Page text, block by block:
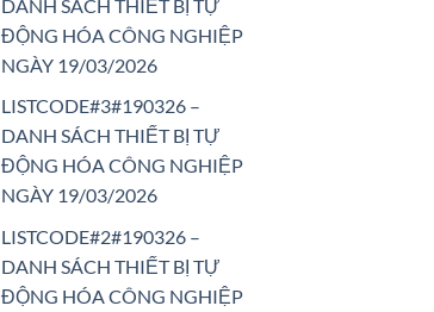
DANH SÁCH THIẾT BỊ TỰ
ĐỘNG HÓA CÔNG NGHIỆP
NGÀY 19/03/2026
LISTCODE#3#190326 –
DANH SÁCH THIẾT BỊ TỰ
ĐỘNG HÓA CÔNG NGHIỆP
NGÀY 19/03/2026
LISTCODE#2#190326 –
DANH SÁCH THIẾT BỊ TỰ
ĐỘNG HÓA CÔNG NGHIỆP